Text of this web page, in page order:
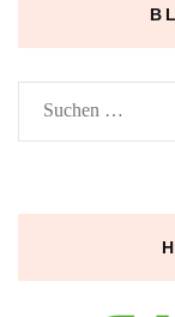
Suchen
nach: